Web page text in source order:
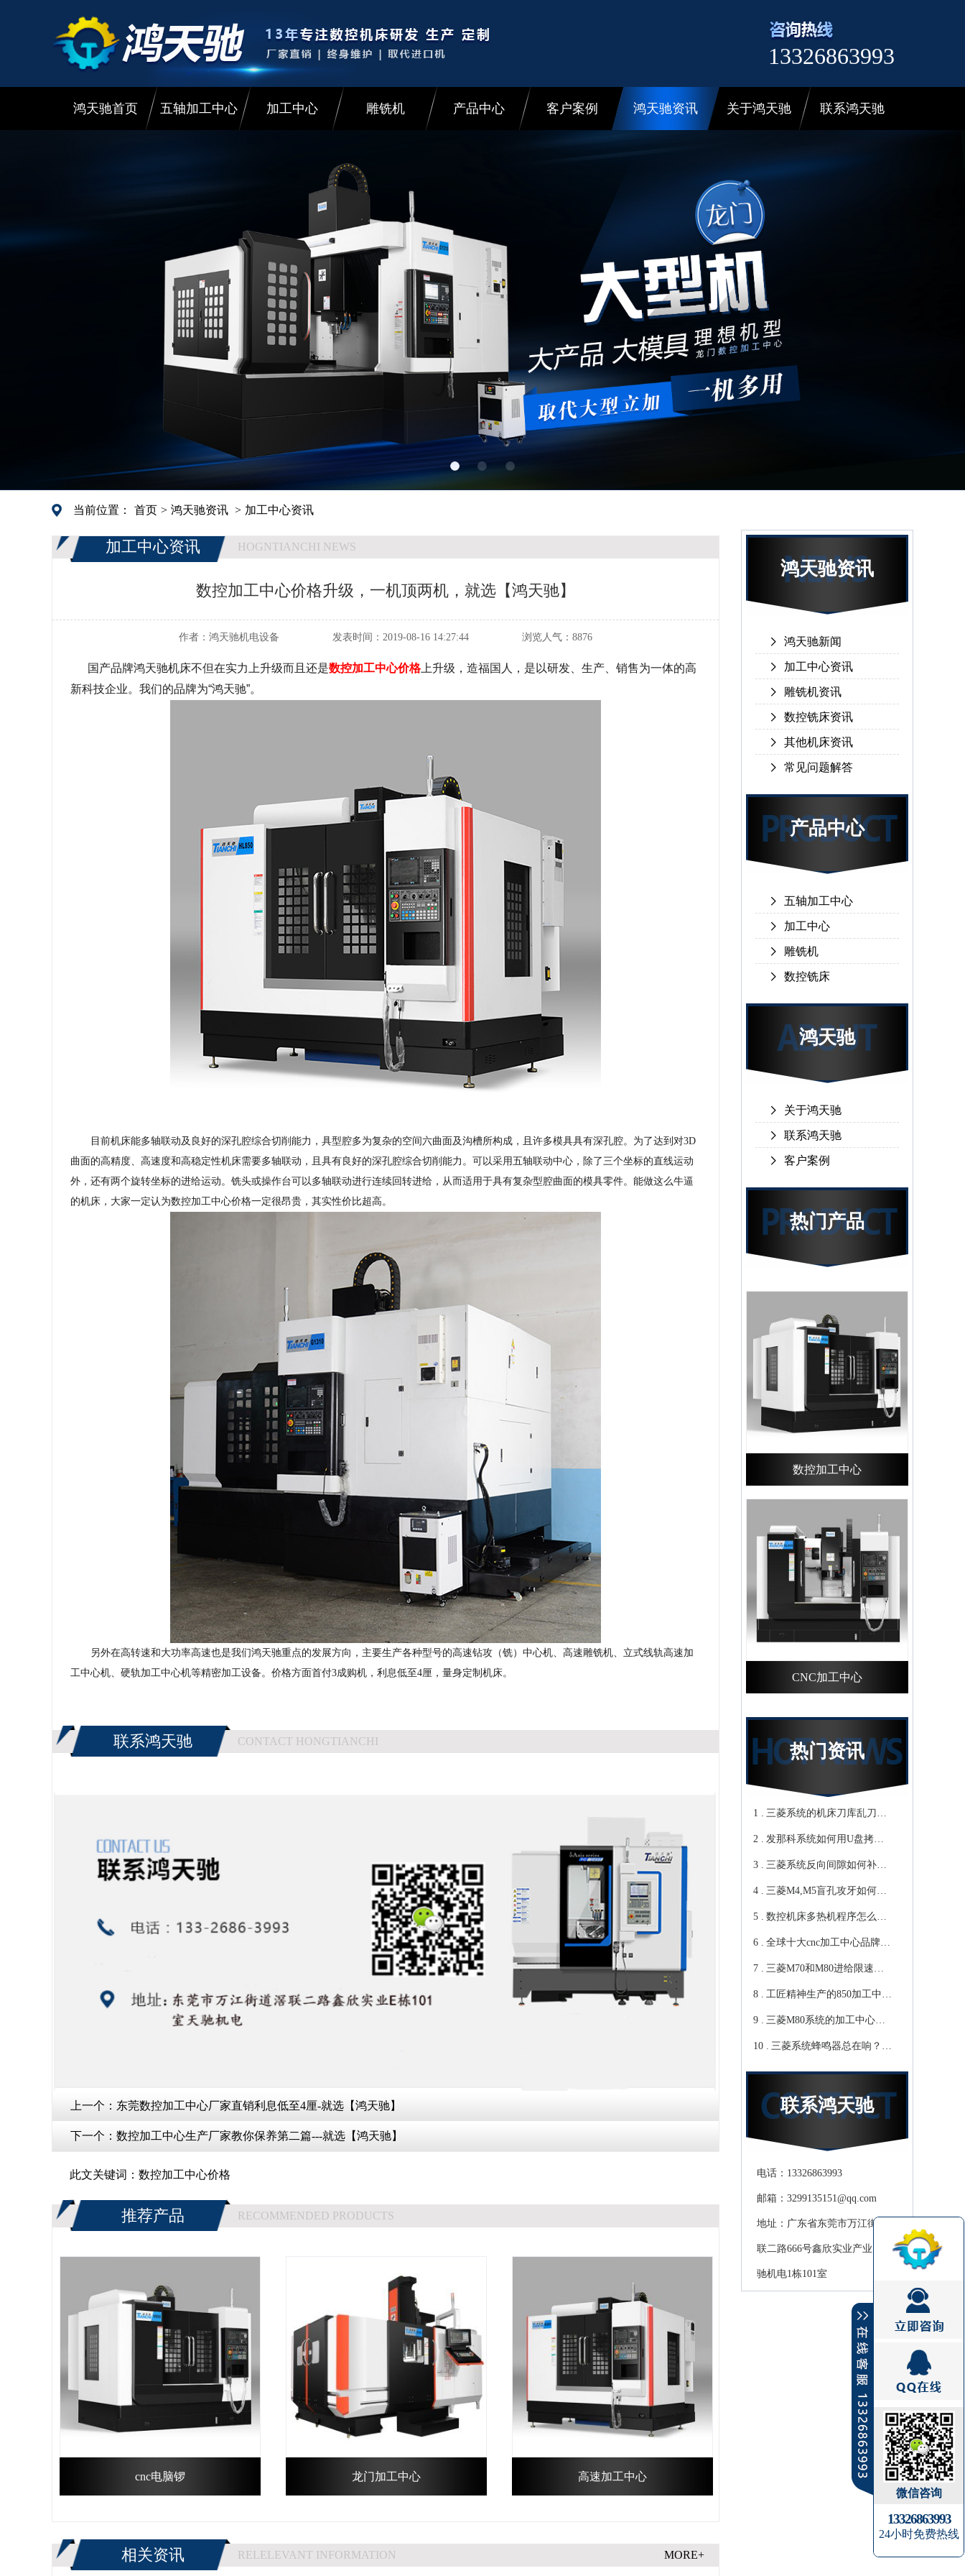
13326863993
鸿天驰首页 五轴加工中心 加工中心 雕铣机 产品中心 客户案例 鸿天驰资讯 关于鸿天驰 联系鸿天驰
当前位置： 首页 > 鸿天驰资讯 > 加工中心资讯
加工中心资讯 HOGNTIANCHI NEWS
数控加工中心价格升级，一机顶两机，就选【鸿天驰】
作者： 鸿天驰机电设备 发表时间： 2019-08-16 14:27:44 浏览人气： 8876
国产品牌鸿天驰机床不但在实力上升级而且还是数控加工中心价格上升级，造福国人， 是以研发、生产、销售为一体的高
新科技企业。我们的品牌为“鸿天驰”。
目前机床能多轴联动及良好的深孔腔综合切削能力，具型腔多为复杂的空间六曲面及沟槽所构成，且许多模具具有深孔腔。为了达到对3D
曲面的高精度、高速度和高稳定性机床需要多轴联动，且具有良好的深孔腔综合切削能力。可以采用五轴联动中心，除了三个坐标的直线运动
外，还有两个旋转坐标的进给运动。铣头或操作台可以多轴联动进行连续回转进给，从而适用于具有复杂型腔曲面的模具零件。能做这么牛逼
的机床，大家一定认为数控加工中心价格一定很昂贵，其实性价比超高。
另外在高转速和大功率高速也是我们鸿天驰重点的发展方向，主要生产各种型号的高速钻攻（铣）中心机、高速雕铣机、立式线轨高速加
工中心机、硬轨加工中心机等精密加工设备。价格方面首付3成购机，利息低至4厘，量身定制机床。
联系鸿天驰 CONTACT HONGTIANCHI
上一个： 东莞数控加工中心厂家直销利息低至4厘-就选【鸿天驰】
下一个： 数控加工中心生产厂家教你保养第二篇---就选【鸿天驰】
此文关键词： 数控加工中心价格
推荐产品 RECOMMENDED PRODUCTS
cnc电脑锣 龙门加工中心 高速加工中心
相关资讯 RELELEVANT INFORMATION MORE+
鸿天驰资讯
鸿天驰新闻
加工中心资讯
雕铣机资讯
数控铣床资讯
其他机床资讯
常见问题解答
产品中心
五轴加工中心
加工中心
雕铣机
数控铣床
鸿天驰
关于鸿天驰
联系鸿天驰
客户案例
热门产品
数控加工中心
CNC加工中心
热门资讯
1 . 三菱系统的机床刀库乱刀，
CNC加工中心厂家教你轻松
归零-鸿天驰
2 . 发那科系统如何用U盘拷贝
加工程序？cnc立式加工中心
教你-鸿天驰
3 . 三菱系统反向间隙如何补
偿，数控cnc加工中心厂家来
教你-鸿天驰
4 . 三菱M4,M5盲孔攻牙如何设
转速和进给？高速cnc加工中
心教你-鸿天驰
5 . 数控机床多热机程序怎么
写？Cnc雕铣机厂家教你-鸿
天驰
6 . 全球十大cnc加工中心品牌，
你知道那些？-【鸿天驰】
7 . 三菱M70和M80进给限速该
修改哪个参数?鸿天驰高速
CNC机床厂家教你
8 . 工匠精神生产的850加工中
心,精度可达0.01mm 就选-
[鸿天驰]
9 . 三菱M80系统的加工中心无
程序报警怎么处理，CNC雕
铣机厂家教你
10 . 三菱系统蜂鸣器总在响？鸿
天驰850加工中心厂家教你关
掉它联系鸿天驰
电话：13326863993
邮箱：3299135151@qq.com
地址：广东省东莞市万江街道滘
联二路666号鑫欣实业产业园天
驰机电1栋101室
微信咨询
13326863993
24小时免费热线